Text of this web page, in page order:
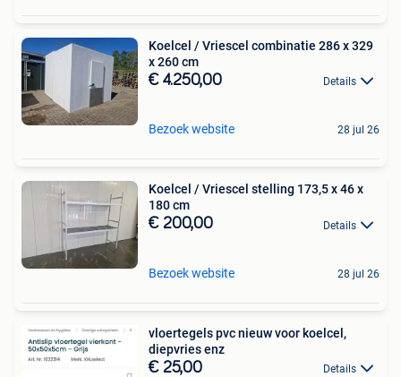
Koelcel / Vriescel combinatie 286 x 329
x 260 cm
€ 4.250,00 Details
Bezoek website 28 jul 26
Koelcel / Vriescel stelling 173,5 x 46 x
180 cm
€ 200,00 Details
Bezoek website 28 jul 26
vloertegels pvc nieuw voor koelcel,
diepvries enz
€ 25,00 Details